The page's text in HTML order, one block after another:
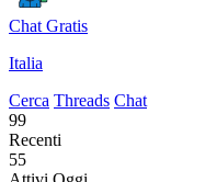
Chat Gratis
Italia
Cerca Threads Chat
99
Recenti
55